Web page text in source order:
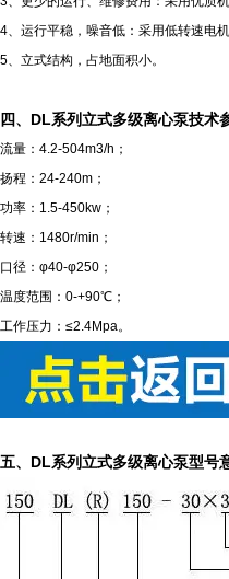
4、运行平稳，噪音低：采用低转速电
5、立式结构，占地面积小。
四、DL系列立式多级离心泵技术
流量：4.2-504m3/h；
扬程：24-240m；
功率：1.5-450kw；
转速：1480r/min；
口径：φ40-φ250；
温度范围：0-+90℃；
工作压力：≤2.4Mpa。
五、DL系列立式多级离心泵型号